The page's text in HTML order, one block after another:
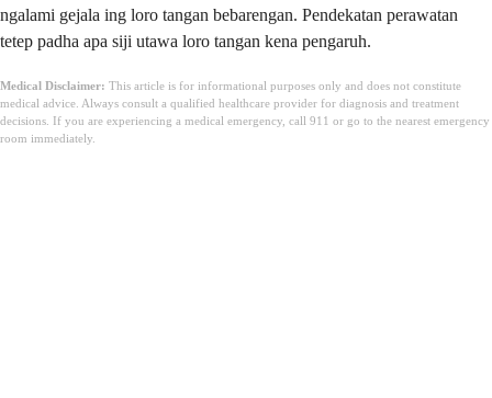
ngalami gejala ing loro tangan bebarengan. Pendekatan perawatan
tetep padha apa siji utawa loro tangan kena pengaruh.
Medical Disclaimer: This article is for informational purposes only and does not constitute
medical advice. Always consult a qualified healthcare provider for diagnosis and treatment
decisions. If you are experiencing a medical emergency, call 911 or go to the nearest emergency
room immediately.